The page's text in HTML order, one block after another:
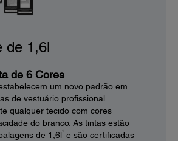
de 1,6l
de 6 Cores
um novo padrão em
de vestuário profissional.
qualquer tecido com cores
do branco. As tintas estão
de 1,6l 1
e são certificadas